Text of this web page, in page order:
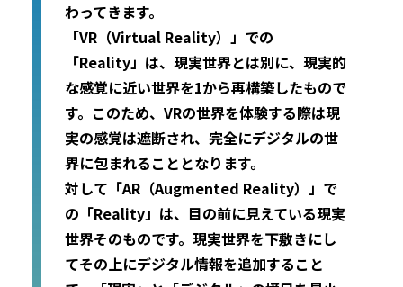
わってきます。
「VR（Virtual Reality）」での
「Reality」は、現実世界とは別に、現実的
な感覚に近い世界を1から再構築したもので
す。このため、VRの世界を体験する際は現
実の感覚は遮断され、完全にデジタルの世
界に包まれることとなります。
対して「AR（Augmented Reality）」で
の「Reality」は、目の前に見えている現実
世界そのものです。現実世界を下敷きにし
てその上にデジタル情報を追加すること